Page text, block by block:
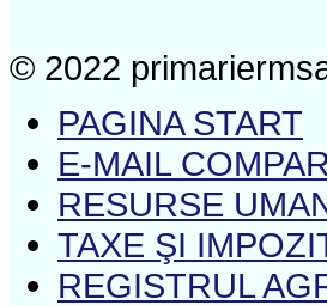
© 2022
PAGINA START
E-MAIL
RESURSE
TAXE ŞI
REGISTRUL